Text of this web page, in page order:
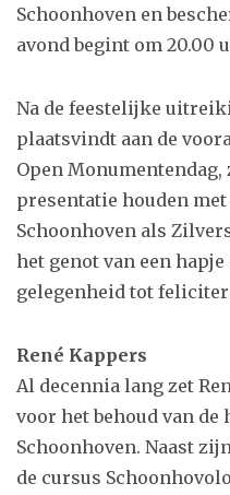
Schoonhoven en
avond begint om 20.00
Na de feestelijke
plaatsvindt aan de
Open Monumentendag,
presentatie houden
Schoonhoven als
het genot van een
gelegenheid tot
René Kappers
Al decennia lang zet
voor het behoud van
Schoonhoven. Naast
de cursus